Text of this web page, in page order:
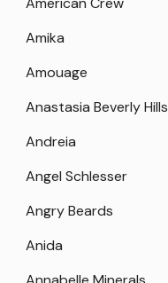
Amika
Amouage
Anastasia Beverly Hills
Andreia
Angel Schlesser
Angry Beards
Anida